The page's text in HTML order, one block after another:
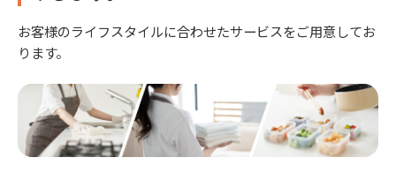
お客様のライフスタイルに合わせたサービスをご用意してお
ります。